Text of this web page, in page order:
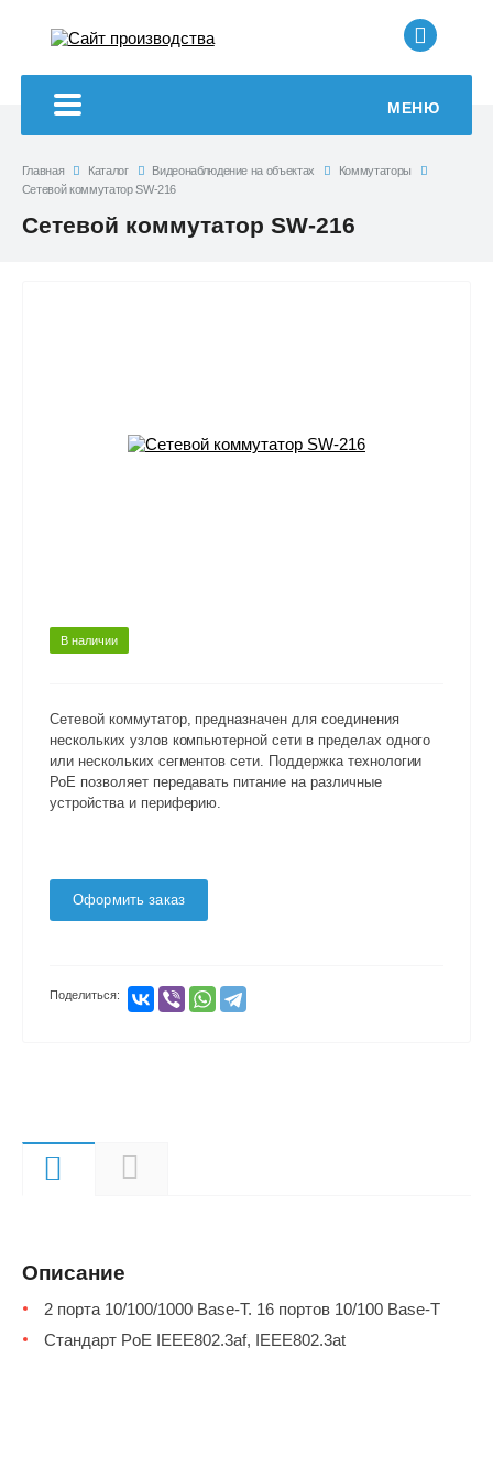
+7
МЕНЮ
Главная Каталог Видеонаблюдение на объектах
Коммутаторы
Сетевой коммутатор SW-216
Сетевой коммутатор SW-216
В наличии
Сетевой коммутатор, предназначен для соединения
нескольких узлов компьютерной сети в пределах одного
или нескольких сегментов сети. Поддержка технологии
РоЕ позволяет передавать питание на различные
устройства и периферию.
Оформить заказ
Поделиться:
Описание
2 порта 10/100/1000 Base-T. 16 портов 10/100 Base-T
Стандарт PoE IEEE802.3af, IEEE802.3at